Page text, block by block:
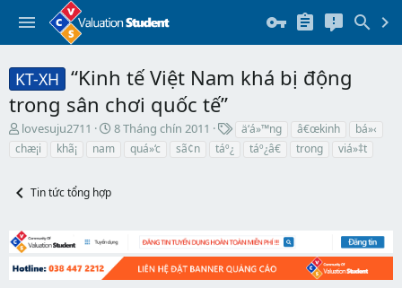
KT-XH “Kinh tế Việt Nam khá bị động
trong sân chơi quốc tế”
T
h
a
t
a
r
lovesuju2711
N
g
đ
u
8 Tháng chín 2011 ä‘á»™ng â€œkinh
bá»‹
chæ¡i
khã¡ nam quá»‘c sã¢n táº¿ táº¿â€ trong viá»‡t
Tin tức tổng hợp